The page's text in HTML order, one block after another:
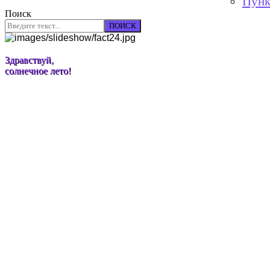
Поиск
ПОИСК
Здравствуй,
солнечное лето!